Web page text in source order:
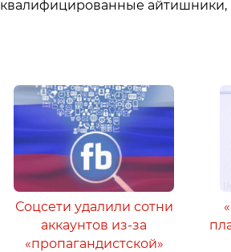
квалифицированные
Соцсети удалили сотни
аккаунтов из-за
«пропагандистской»